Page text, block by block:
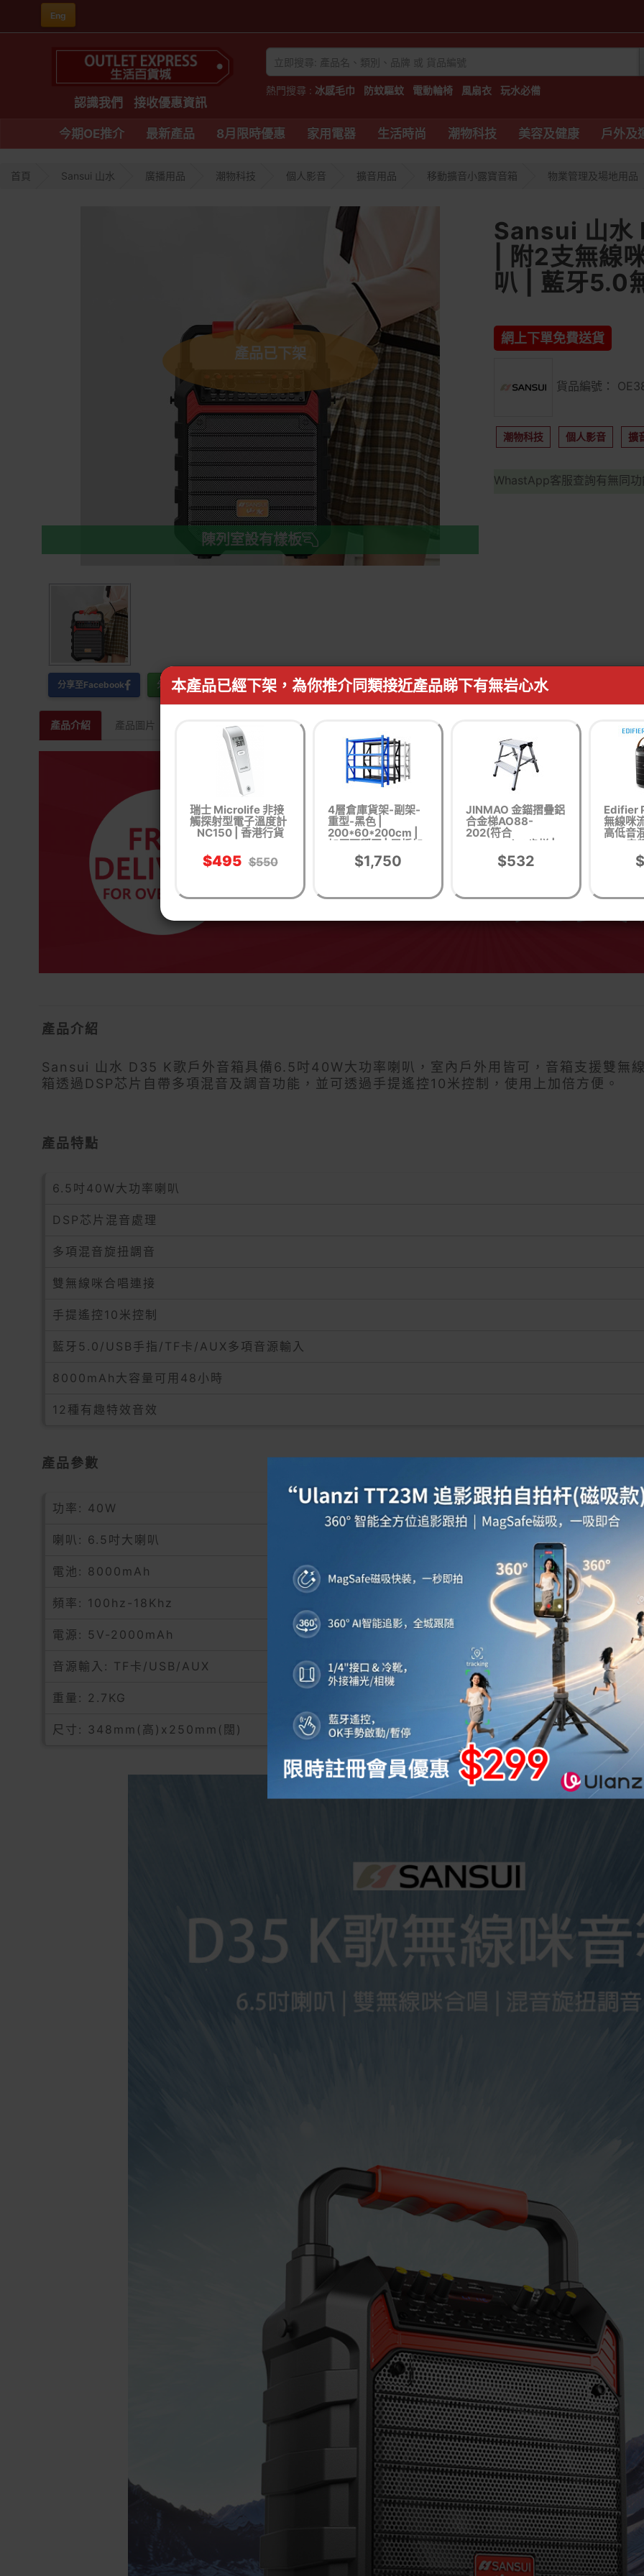
Eng
認識我們 接收優惠資訊
熱門搜尋 : 冰感毛巾 防蚊驅蚊 電動輪椅 風扇衣 玩水必備
今期OE推介 最新產品 8月限時優惠 家用電器 生活時尚 潮物科技 美容及健康 戶外及
首頁 Sansui 山水 廣播用品 潮物科技 個人影音 擴音用品 移動擴音小露寶音箱 物業管理及場地用品
產品已下架
陳列室設有樣板
分享至Facebook 分享至WhatsApp
Sansui 山水
| 附2支無線
叭 | 藍牙5.0
網上下單免費送貨
貨品編號：
潮物科技 個人影音 擴
WhastApp客服查詢有無同
產品介紹 產品圖片
產品介紹
Sansui 山水 D35 K歌戶外音箱具備6.5吋40W大功率喇叭，室內戶外用皆可，音箱支援雙無
箱透過DSP芯片自帶多項混音及調音功能，並可透過手提遙控10米控制，使用上加倍方便。
產品特點
6.5吋40W大功率喇叭
DSP芯片混音處理
多項混音旋扭調音
雙無線咪合唱連接
手提遙控10米控制
藍牙5.0/USB手指/TF卡/AUX多項音源輸入
8000mAh大容量可用48小時
12種有趣特效音效
產品參數
功率: 40W
喇叭: 6.5吋大喇叭
電池: 8000mAh
頻率: 100hz-18Khz
電源: 5V-2000mAh
音源輸入: TF卡/USB/AUX
重量: 2.7KG
尺寸: 348mm(高)x250mm(闊)
本產品已經下架，為你推介同類接近產品睇下有無岩心水
瑞士 Microlife 非接
觸探射型電子溫度計
NC150 | 香港行貨
$495 $550
4層倉庫貨架-副架-
重型-黑色 |
200*60*200cm |
加厚更穩固 | 層板加
强筋
$1,750
JINMAO 金錨摺疊鋁
合金梯AO88-
202(符合
EN14183)-2步梯 |
高強度踏板 | 防滑梯
腳
$532
Edifier
無線咪
高低音
DSP音